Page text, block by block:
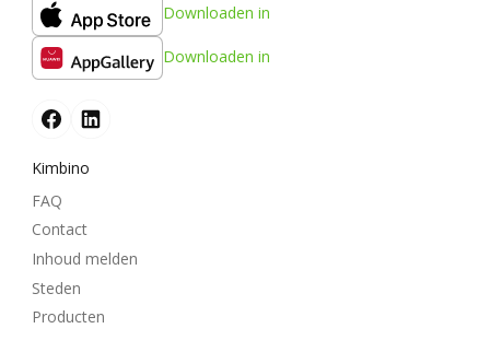
Downloaden in
Downloaden in
Kimbino
FAQ
Contact
Inhoud melden
Steden
Producten